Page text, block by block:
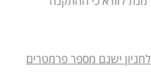
ישנם מספר פרמטרים